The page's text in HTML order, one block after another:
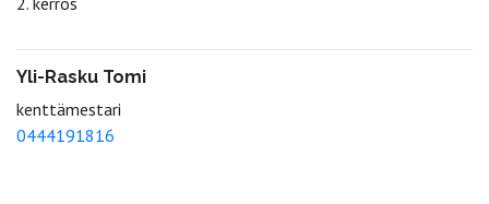
Yli-Rasku Tomi
kenttämestari
0444191816